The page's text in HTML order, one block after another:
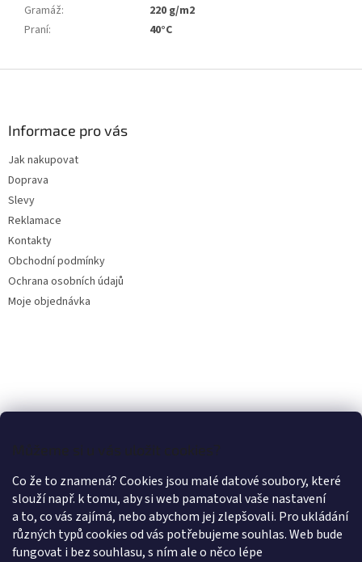
Můžeme si u vás uložit cookies?
Co že to znamená? Cookies jsou malé datové soubory, které
slouží např. k tomu, aby si web pamatoval vaše nastavení
a to, co vás zajímá, nebo abychom jej zlepšovali. Pro ukládání
různých typů cookies od vás potřebujeme souhlas. Web bude
fungovat i bez souhlasu, s ním ale o něco lépe
Gramáž:
220 g/m2
Praní: 40°C
Informace pro vás
Jak nakupovat
Doprava
Slevy
Reklamace
Kontakty
Obchodní podmínky
Ochrana osobních údajů
Moje objednávka